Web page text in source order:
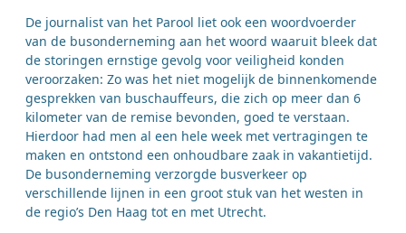
De journalist van het Parool liet ook een woordvoerder
van de busonderneming aan het woord waaruit bleek dat
de storingen ernstige gevolg voor veiligheid konden
veroorzaken: Zo was het niet mogelijk de binnenkomende
gesprekken van buschauffeurs, die zich op meer dan 6
kilometer van de remise bevonden, goed te verstaan.
Hierdoor had men al een hele week met vertragingen te
maken en ontstond een onhoudbare zaak in vakantietijd.
De busonderneming verzorgde busverkeer op
verschillende lijnen in een groot stuk van het westen in
de regio’s Den Haag tot en met Utrecht.